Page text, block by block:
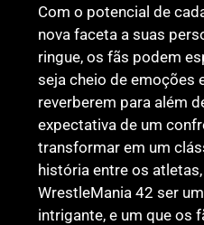
Com o potencial de
nova faceta a suas
ringue, os fãs podem
seja cheio de emoções
reverberem para além
expectativa de um
transformar em um
história entre os
WrestleMania 42 ser
intrigante, e um que os